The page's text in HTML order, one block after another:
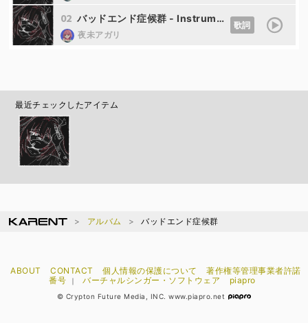
02 バッドエンド症候群 - Instrumental
夜未アガリ
歌詞
最近チェックしたアイテム
アルバム バッドエンド症候群
ABOUT CONTACT 個人情報の保護について
著作権等管理事業者許諾
番号
｜ バーチャルシンガー・ソフトウェア piapro
© Crypton Future Media, INC. www.piapro.net